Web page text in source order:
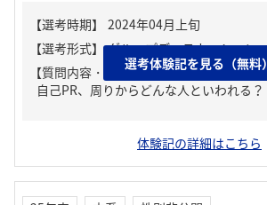
【質問内容・課題】
自己PR、周りからどんな人といわれる？
選考体験記を見る（無料）
体験記の詳細はこちら